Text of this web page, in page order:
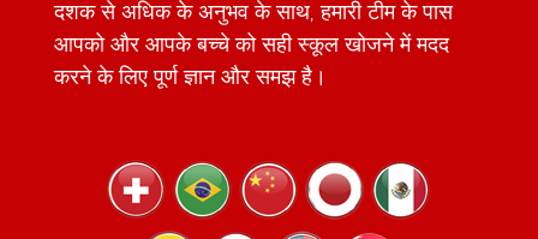
दशक से अधिक के अनुभव के साथ, हमारी टीम के पास
आपको और आपके बच्चे को सही स्कूल खोजने में मदद
करने के लिए पूर्ण ज्ञान और समझ है।